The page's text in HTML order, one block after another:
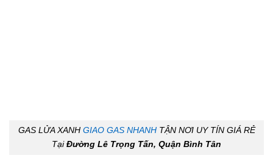
GAS LỬA XANH GIAO GAS NHANHTẬN NƠI UY TÍN GIÁ RẺ
TạiĐường Lê Trọng Tấn, Quận Bình Tân